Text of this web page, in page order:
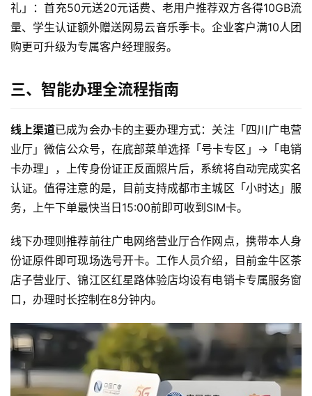
首
礼」：首充50元送20元话费、老用户推荐双方各得10GB流
量、学生认证额外赠送网易云音乐季卡。企业客户满10人团
购更可升级为专属客户经理服务。
三、智能办理全流程指南
线上渠道已成为会办卡的主要办理方式：关注「四川广电营
业厅」微信公众号，在底部菜单选择「号卡专区」→「电销
卡办理」，上传身份证正反面照片后，系统将自动完成实名
认证。值得注意的是，目前支持成都市主城区「小时达」服
务，上午下单最快当日15:00前即可收到SIM卡。
线下办理则推荐前往广电网络营业厅合作网点，携带本人身
份证原件即可现场选号开卡。工作人员介绍，目前金牛区茶
店子营业厅、锦江区红星路体验店均设有电销卡专属服务窗
口，办理时长控制在8分钟内。